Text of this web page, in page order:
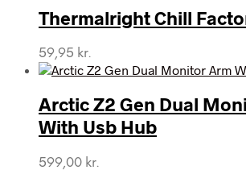
Thermalright Chill
59,95 kr.
Arctic Z2 Gen Dual
With Usb Hub
599,00 kr.